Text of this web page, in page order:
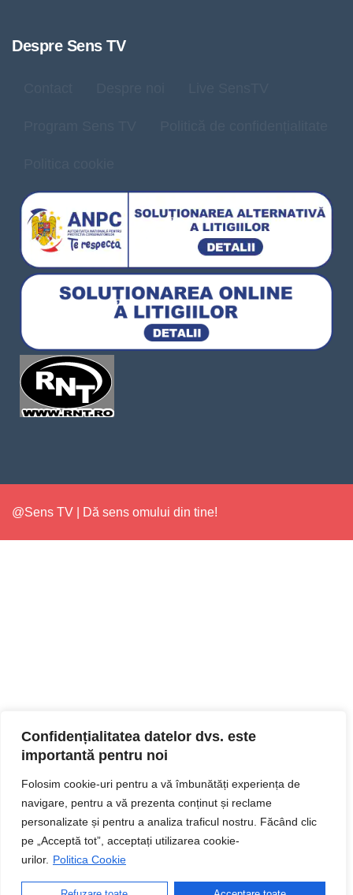
Confidențialitatea datelor dvs. este
importantă pentru noi
Folosim cookie-uri pentru a vă îmbunătăți experiența de
navigare, pentru a vă prezenta conținut și reclame
personalizate și pentru a analiza traficul nostru. Făcând clic
pe „Acceptă tot”, acceptați utilizarea cookie-
urilor. Politica Cookie
Despre Sens TV
@Sens TV | Dă sens omului din tine!